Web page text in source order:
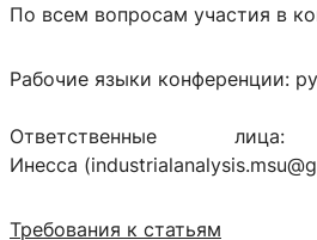
По всем вопросам участия в
Рабочие языки конференции:
Ответственные
Инесса
Требования к статьям